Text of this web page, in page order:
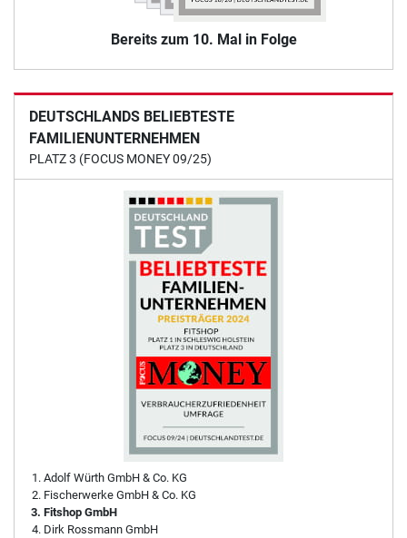
Bereits zum 10. Mal in Folge
DEUTSCHLANDS BELIEBTESTE
FAMILIENUNTERNEHMEN
PLATZ 3 (FOCUS MONEY 09/25)
Adolf Würth GmbH & Co. KG
Fischerwerke GmbH & Co. KG
Fitshop GmbH
Dirk Rossmann GmbH